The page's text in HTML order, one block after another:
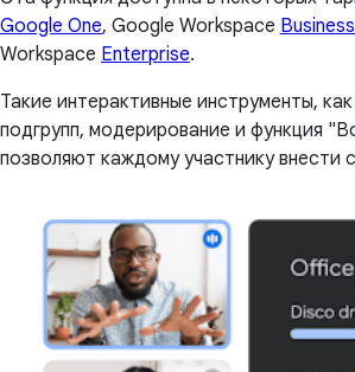
Google One, Google Workspace Business
Workspace Enterprise.
Такие интерактивные инструменты,
подгрупп, модерирование и функция
позволяют каждому участнику внести